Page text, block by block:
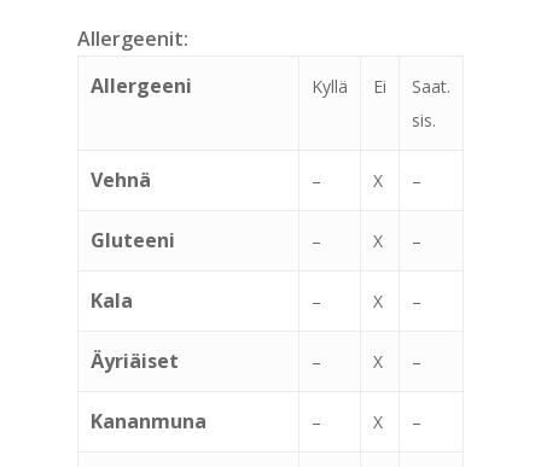
Allergeenit:
Allergeeni
Kyllä Ei
Saat.
sis.
Vehnä – X –
Gluteeni – X –
Kala – X –
Äyriäiset – X –
Kananmuna – X –